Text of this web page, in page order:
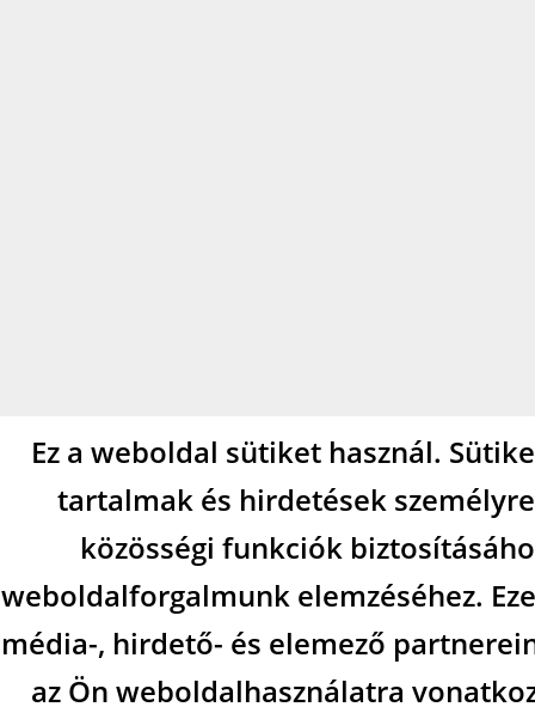
Ez a weboldal sütiket használ.
tartalmak és hirdetések
közösségi funkciók
weboldalforgalmunk elemzéséhez.
média-, hirdető- és elemező
az Ön weboldalhasználatra